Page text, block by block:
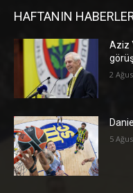
HAFTANIN
Aziz
2
5